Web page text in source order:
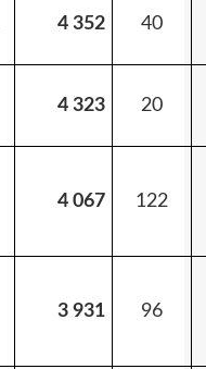
4 352 40
4 323 20
4 067 122
3 931 96